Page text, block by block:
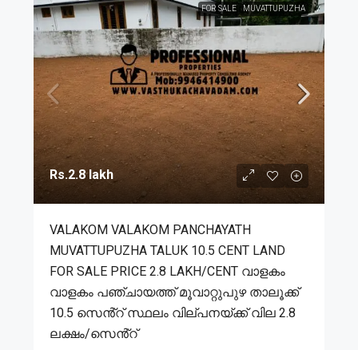
FOR SALE MUVATTUPUZHA
Rs.2.8 lakh
VALAKOM VALAKOM PANCHAYATH
MUVATTUPUZHA TALUK 10.5 CENT LAND
FOR SALE PRICE 2.8 LAKH/CENT വാളകം
വാളകം പഞ്ചായത്ത് മൂവാറ്റുപുഴ താലൂക്ക്
10.5 സെൻ്റ് സ്ഥലം വില്പനയ്ക്ക് വില 2.8
ലക്ഷം/സെൻ്റ്